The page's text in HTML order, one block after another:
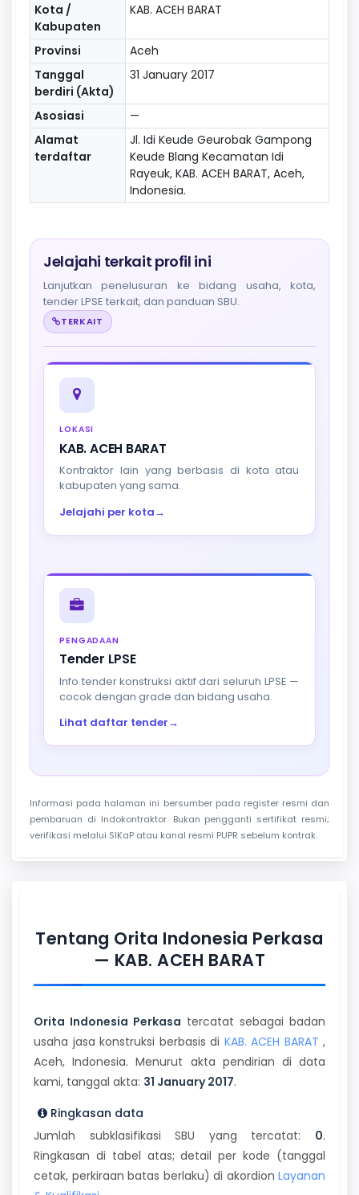
Kota /
Kabupaten
KAB. ACEH BARAT
Provinsi
Aceh
Tanggal
berdiri (Akta)
31 January 2017
Asosiasi
—
Alamat
terdaftar
Jl. Idi Keude Geurobak Gampong
Keude Blang Kecamatan Idi
Rayeuk, KAB. ACEH BARAT, Aceh,
Indonesia.
Jelajahi terkait profil ini
Lanjutkan penelusuran ke bidang usaha, kota,
tender LPSE terkait, dan panduan SBU.
TERKAIT
LOKASI
KAB. ACEH BARAT
Kontraktor lain yang berbasis di kota atau
kabupaten yang sama.
Jelajahi per kota→
PENGADAAN
Tender LPSE
Info tender konstruksi aktif dari seluruh LPSE —
cocok dengan grade dan bidang usaha.
Lihat daftar tender→
Informasi pada halaman ini bersumber pada register resmi dan
pembaruan di Indokontraktor. Bukan pengganti sertifikat resmi;
verifikasi melalui SIKaP atau kanal resmi PUPR sebelum kontrak.
Tentang Orita Indonesia Perkasa
— KAB. ACEH BARAT
Orita Indonesia Perkasa tercatat sebagai badan
usaha jasa konstruksi berbasis di KAB. ACEH BARAT ,
Aceh, Indonesia. Menurut akta pendirian di data
kami, tanggal akta: 31 January 2017.
Ringkasan data
Jumlah subklasifikasi SBU yang tercatat: 0.
Ringkasan di tabel atas; detail per kode (tanggal
cetak, perkiraan batas berlaku) di akordion Layanan